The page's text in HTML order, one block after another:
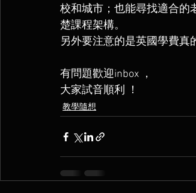
校和城市；也能尋找適合的
楚課程架構。
另外要注意的是英國學費真
有問題歡迎inbox ，
大家試音順利 ！
教學隨想